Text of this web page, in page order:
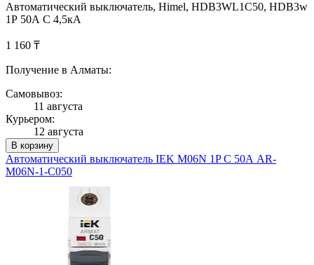
Автоматический выключатель, Himel, HDB3WL1C50, HDB3w
1Р 50А С 4,5кА
1 160 ₸
Получение в Алматы:
Самовывоз:
11 августа
Курьером:
12 августа
В корзину
Автоматический выключатель IEK M06N 1P C 50А AR-
M06N-1-C050